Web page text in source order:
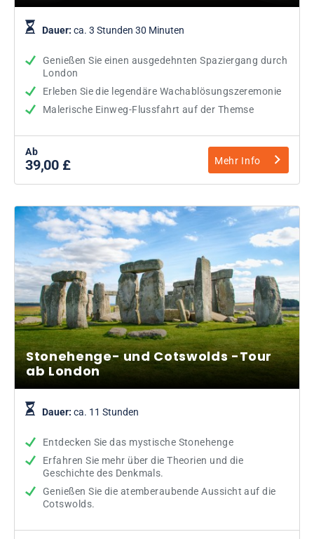
Dauer: ca. 3 Stunden 30 Minuten
Genießen Sie einen ausgedehnten Spaziergang durch
London
Erleben Sie die legendäre Wachablösungszeremonie
Malerische Einweg-Flussfahrt auf der Themse
Ab
39,00 £ Mehr Info
Stonehenge- und Cotswolds -Tour
ab London
Dauer: ca. 11 Stunden
Entdecken Sie das mystische Stonehenge
Erfahren Sie mehr über die Theorien und die
Geschichte des Denkmals.
Genießen Sie die atemberaubende Aussicht auf die
Cotswolds.